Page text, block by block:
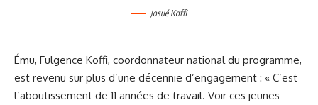
Josué Koffi
Ému, Fulgence Koffi, coordonnateur national du programme,
est revenu sur plus d’une décennie d’engagement : « C’est
l’aboutissement de 11 années de travail. Voir ces jeunes